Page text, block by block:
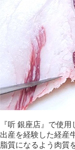
『听 銀座店』で使
出産を経験した経産
脂質になるよう肉質